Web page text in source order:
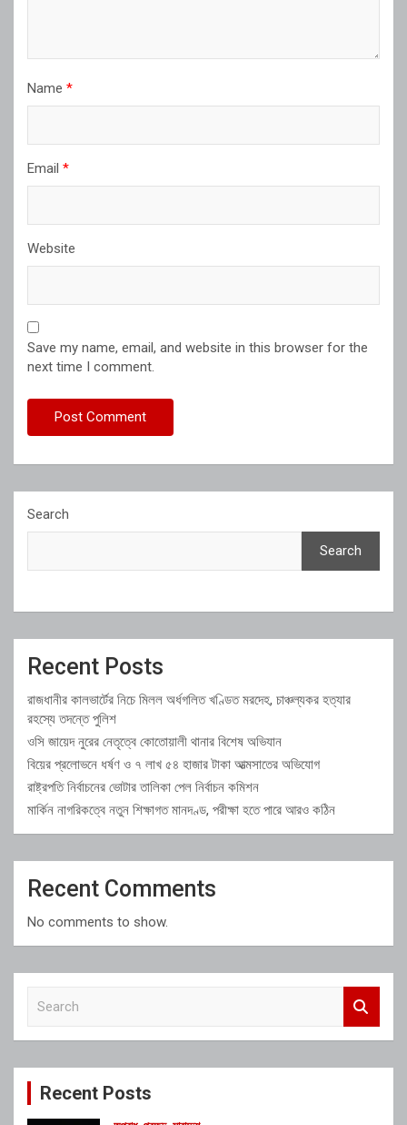
Name *
Email *
Website
Save my name, email, and website in this browser for the
next time I comment.
Search
Search
Recent Posts
রাজধানীর কালভার্টের নিচে মিলল অর্ধগলিত খণ্ডিত মরদেহ, চাঞ্চল্যকর হত্যার
রহস্যে তদন্তে পুলিশ
ওসি জায়েদ নুরের নেতৃত্বে কোতোয়ালী থানার বিশেষ অভিযান
বিয়ের প্রলোভনে ধর্ষণ ও ৭ লাখ ৫৪ হাজার টাকা আত্মসাতের অভিযোগ
রাষ্ট্রপতি নির্বাচনের ভোটার তালিকা পেল নির্বাচন কমিশন
মার্কিন নাগরিকত্বে নতুন শিক্ষাগত মানদণ্ড, পরীক্ষা হতে পারে আরও কঠিন
Recent Comments
No comments to show.
c
Recent Posts